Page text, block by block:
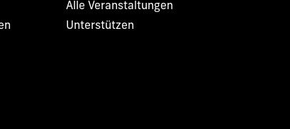
Alle Veranstaltungen
Unterstützen